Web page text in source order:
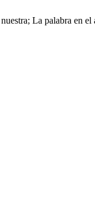
La palabra en